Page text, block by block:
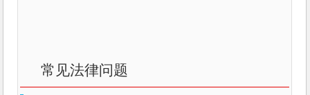
常见法律问题